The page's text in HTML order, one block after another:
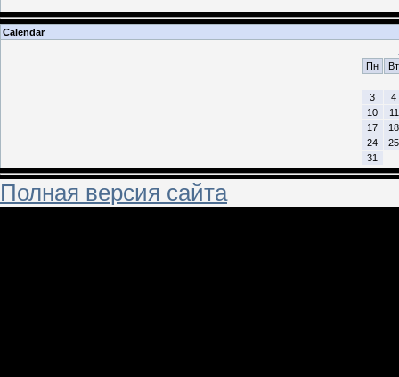
Calendar
Пн
Вт
3
4
10
11
17
18
24
25
31
Полная версия сайта